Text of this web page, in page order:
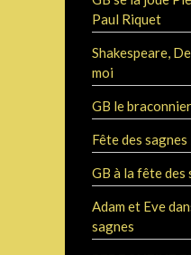
Paul Riquet
Shakespeare,
moi
GB le braconnier
Fête des
GB à la fête des
Adam et Eve
sagnes